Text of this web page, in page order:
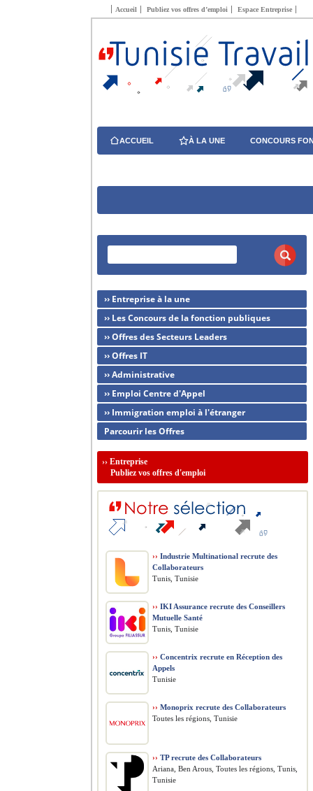
Accueil Publiez vos offres d’emploi Espace Entreprise
ACCUEIL À LA UNE CONCOURS
›› Entreprise à la une
›› Les Concours de la fonction publiques
›› Offres des Secteurs Leaders
›› Offres IT
›› Administrative
›› Emploi Centre d'Appel
›› Immigration emploi à l'étranger
Parcourir les Offres
›› Entreprise
Publiez vos offres d'emploi
›› Industrie Multinational recrute des
Collaborateurs
Tunis, Tunisie
›› IKI Assurance recrute des Conseillers
Mutuelle Santé
Tunis, Tunisie
›› Concentrix recrute en Réception des
Appels
Tunisie
›› Monoprix recrute des Collaborateurs
Toutes les régions, Tunisie
›› TP recrute des Collaborateurs
Ariana, Ben Arous, Toutes les régions, Tunis,
Tunisie